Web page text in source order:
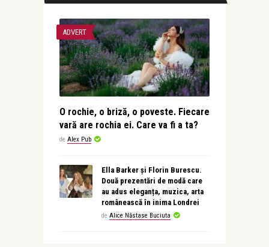
ADVERT
O rochie, o briză, o poveste. Fiecare
vară are rochia ei. Care va fi a ta?
de Alex Pub
Ella Barker și Florin Burescu.
Două prezentări de modă care
au adus eleganța, muzica, arta
românească în inima Londrei
de Alice Năstase Buciuta